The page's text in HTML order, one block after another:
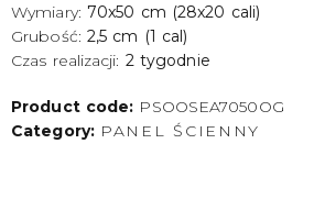
Wymiary: 70x50 cm (28x20 cali)
Grubość: 2,5 cm (1 cal)
Czas realizacji: 2 tygodnie
Product code: PSOOSEA7050OG
Category: PANEL ŚCIENNY